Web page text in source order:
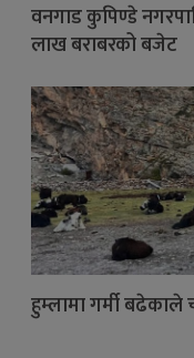
वनगाड कुपिण्डे
लाख बराबरको बजेट
हुम्लामा गर्मी